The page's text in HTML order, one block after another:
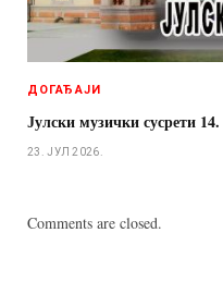
ДОГАЂАЈИ
Јулски музички сусрети
23. ЈУЛ 2026.
Comments are closed.